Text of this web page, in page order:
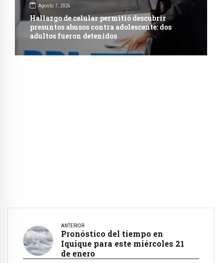
Agosto 7, 2026
Hallazgo de celular permitió descubrir
presuntos abusos contra adolescente: dos
adultos fueron detenidos
ANTERIOR
Pronóstico del tiempo en
Iquique para este miércoles 21
de enero